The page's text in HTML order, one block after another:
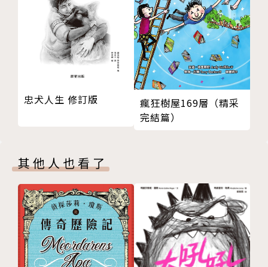
eh做兒童少年、普及科學、生態紀錄ê影像製作，kap
台語自然生態行踏ê教育khang-khòe，借用無kâng ê
媒介kiau角色，ín-chhōa koh-khah chē人行入大自
然、沈浸tī母語ê環境--lìn。
獨立影像工作者、台語生態帶路蟲。中興大學昆蟲學系
學士、東華大學海洋生物研究所碩士。專注在兒童少
年、普及科學、生態紀錄的影像製作，致力於台語自然
人走進大自然、沈浸在母語環境中。
歌詞／周定邦 Chiu Tēng-pang
鹽分地帶台語文創作者。成功大學台灣文學研究所碩
士。台灣說唱藝術工作室藝術總監。台文筆會理事。Ki
an-sim用台語記錄lán ê歷史、地土，作品有歌á史
忠犬人生 修訂版
瘋狂樹屋169層（精采
完結篇）
其他人也看了